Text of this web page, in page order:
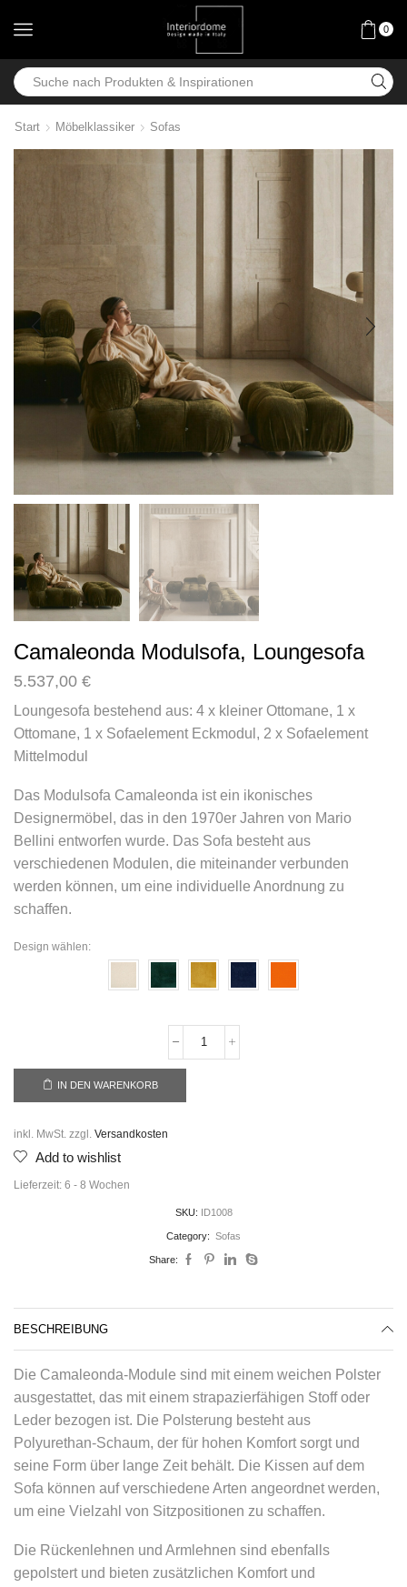
0
Start Möbelklassiker Sofas
Camaleonda Modulsofa, Loungesofa
5.537,00 €
Loungesofa bestehend aus: 4 x kleiner Ottomane, 1 x
Ottomane, 1 x Sofaelement Eckmodul, 2 x Sofaelement
Mittelmodul
Das Modulsofa Camaleonda ist ein ikonisches
Designermöbel, das in den 1970er Jahren von Mario
Bellini entworfen wurde. Das Sofa besteht aus
verschiedenen Modulen, die miteinander verbunden
werden können, um eine individuelle Anordnung zu
schaffen.
Design wählen:
IN DEN WARENKORB
inkl. MwSt. zzgl. Versandkosten
Add to wishlist
Lieferzeit: 6 - 8 Wochen
SKU: ID1008
Category: Sofas
Share:
BESCHREIBUNG
Die Camaleonda-Module sind mit einem weichen Polster
ausgestattet, das mit einem strapazierfähigen Stoff oder
Leder bezogen ist. Die Polsterung besteht aus
Polyurethan-Schaum, der für hohen Komfort sorgt und
seine Form über lange Zeit behält. Die Kissen auf dem
Sofa können auf verschiedene Arten angeordnet werden,
um eine Vielzahl von Sitzpositionen zu schaffen.
Die Rückenlehnen und Armlehnen sind ebenfalls
gepolstert und bieten zusätzlichen Komfort und